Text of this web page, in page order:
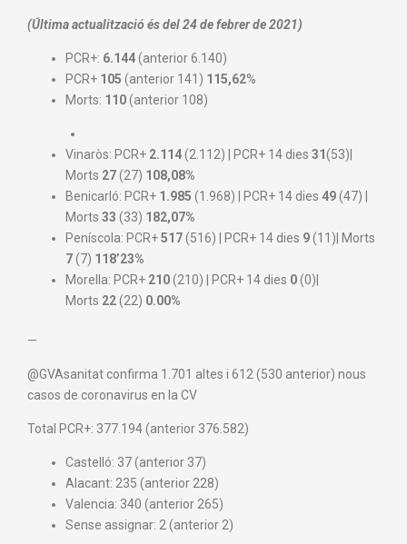
(Última actualització és del 24 de febrer de 2021)
PCR+: 6.144(anterior 6.140)
PCR+ 105 (anterior 141) 115,62%
Morts: 110(anterior 108)
Vinaròs: PCR+ 2.114(2.112) | PCR+ 14 dies 31(53)|
Morts 27(27) 108,08%
Benicarló: PCR+ 1.985 (1.968) | PCR+ 14 dies 49(47) |
Morts 33 (33) 182,07%
Peníscola: PCR+517(516) | PCR+ 14 dies 9(11)| Morts
7(7) 118’23%
Morella: PCR+ 210(210) | PCR+ 14 dies 0(0)|
Morts 22(22) 0.00%
—
@GVAsanitat confirma 1.701 altes i 612 (530 anterior) nous
casos de coronavirus en la CV
Total PCR+: 377.194 (anterior 376.582)
Castelló: 37 (anterior 37)
Alacant: 235 (anterior 228)
Valencia: 340 (anterior 265)
Sense assignar: 2 (anterior 2)